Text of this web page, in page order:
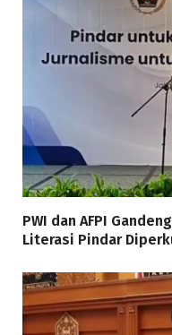
PWI dan AFPI
Literasi Pindar